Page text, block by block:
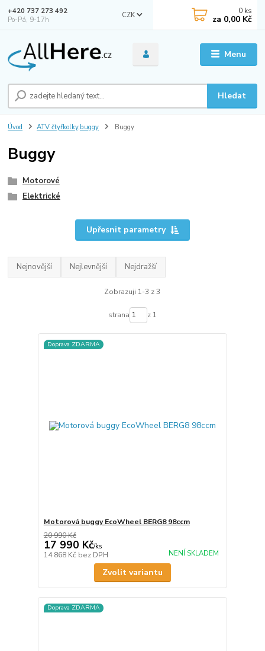
Menu
CZK
Hledat
+420 737 273 492
Po-Pá, 9-17h
0 ks
za 0,00 Kč
Úvod ATV čtyřkolky,buggy Buggy
Buggy
Motorové
Elektrické
Upřesnit parametry
Nejnovější Nejlevnější Nejdražší
Zobrazuji 1-3 z 3
strana z 1
Doprava ZDARMA
Motorová buggy EcoWheel BERG8 98ccm
20 990 Kč
17 990 Kč/ks
14 868 Kč bez DPH NENÍ SKLADEM
Zvolit variantu
Doprava ZDARMA